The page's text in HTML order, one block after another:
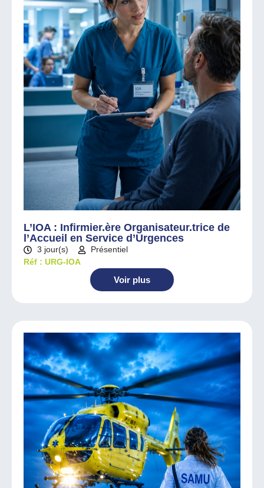
L’IOA : Infirmier.ère Organisateur.trice de
l’Accueil en Service d’Urgences
3 jour(s)
Présentiel
Réf : URG-IOA
Voir plus